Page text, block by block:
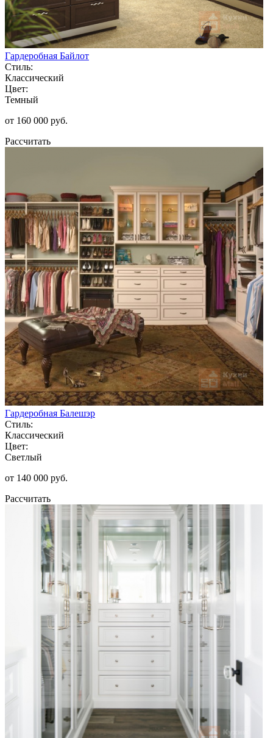
Гардеробная Байлот
Стиль:
Классический
Цвет:
Темный
от 160 000 руб.
Рассчитать
Гардеробная Балешэр
Стиль:
Классический
Цвет:
Светлый
от 140 000 руб.
Рассчитать